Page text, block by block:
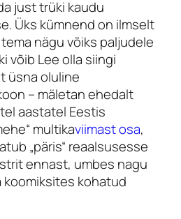
just trüki kaudu
Üks kümnend on ilmselt
nägu võiks paljudele
võib Lee olla siingi
üsna oluline
– mäletan ehedalt
aastatel Eestis
multikaviimast osa,
„päris“ reaalsusesse
ennast, umbes nagu
kohatud